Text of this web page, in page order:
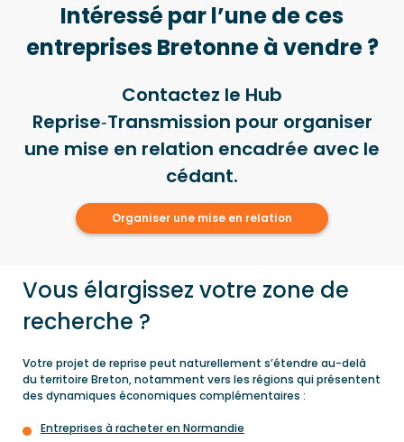
Intéressé par l’une de ces
entreprises Bretonne à vendre ?
Contactez le Hub
Reprise‑Transmission pour organiser
une mise en relation encadrée avec le
cédant.
Organiser une mise en relation
Vous élargissez votre zone de
recherche ?
Votre projet de reprise peut naturellement s’étendre au-delà
du territoire Breton, notamment vers les régions qui présentent
des dynamiques économiques complémentaires :
Entreprises à racheter en Normandie